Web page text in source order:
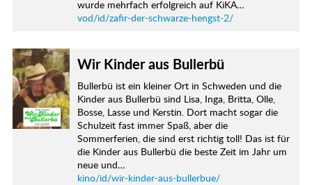
wurde mehrfach erfolgreich auf KiKA…
vod/id/zafir-der-schwarze-hengst-2/
Wir Kinder aus Bullerbü
Bullerbü ist ein kleiner Ort in Schweden und die
Kinder aus Bullerbü sind Lisa, Inga, Britta, Olle,
Bosse, Lasse und Kerstin. Dort macht sogar die
Schulzeit fast immer Spaß, aber die
Sommerferien, die sind erst richtig toll! Das ist für
die Kinder aus Bullerbü die beste Zeit im Jahr um
neue und…
kino/id/wir-kinder-aus-bullerbue/